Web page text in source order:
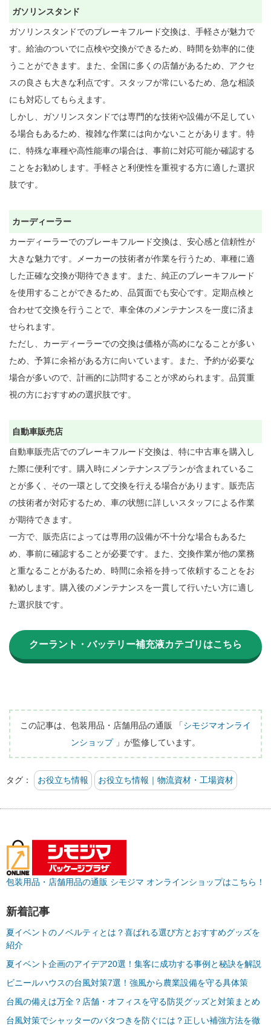
ガソリンスタンド
ガソリンスタンドでのブレーキフルード交換は、手軽さが魅力で
す。給油のついでに点検や交換ができるため、時間を効率的に使
うことができます。また、全国に多くの店舗があるため、アクセ
スの良さも大きな利点です。スタッフが常にいるため、急な相談
にも対応してもらえます。
しかし、ガソリンスタンドでは専門的な技術や設備が不足してい
る場合もあるため、複雑な作業には向かないことがあります。特
に、特殊な車種や高性能車の場合は、事前に対応可能か確認する
ことをお勧めします。手軽さと利便性を重視する方に適した選択
肢です。
カーディーラー
カーディーラーでのブレーキフルード交換は、安心感と信頼性が
大きな魅力です。メーカーの技術者が作業を行うため、車種に適
した正確な交換が期待できます。また、純正のブレーキフルード
を使用することができるため、品質面でも安心です。定期点検と
合わせて交換を行うことで、車全体のメンテナンスを一度に済ま
せられます。
ただし、カーディーラーでの交換は価格が高めになることが多い
ため、予算に余裕がある方に向いています。また、予約が必要な
場合が多いので、計画的に訪問することが求められます。品質重
視の方におすすめの選択肢です。
自動車販売店
自動車販売店でのブレーキフルード交換は、特に中古車を購入し
た際に便利です。購入時にメンテナンスプランが含まれているこ
とが多く、その一環として交換を行える場合があります。販売店
の技術者が対応するため、車の状態に詳しいスタッフによる作業
が期待できます。
一方で、販売店によっては専用の設備が不十分な場合もあるた
め、事前に確認することが必要です。また、交換作業が他の業務
と重なることがあるため、時間に余裕を持って依頼することをお
勧めします。購入後のメンテナンスを一貫して行いたい方に適し
た選択肢です。
クーラント・バッテリー補充液カテゴリはこちら
この記事は、包装用品・店舗用品の通販 「シモジマオンライ
ンショップ 」が監修しています。
タグ： お役立ち情報 お役立ち情報｜物流資材・工場資材
包装用品・店舗用品の通販 シモジマ オンラインショップはこちら！
新着記事
夏イベントのノベルティとは？喜ばれる選び方とおすすめグッズを
紹介
夏イベント企画のアイデア20選！集客に成功する事例と秘訣を解説
ビニールハウスの台風対策7選！強風から農業設備を守る具体策
台風の備えは万全？店舗・オフィスを守る防災グッズと対策まとめ
台風対策でシャッターのバタつきを防ぐには？正しい補強方法を徹